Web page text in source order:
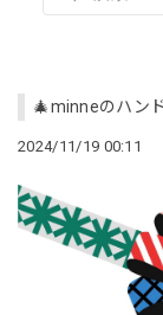
🎄minneのハン
2024/11/19 00:11